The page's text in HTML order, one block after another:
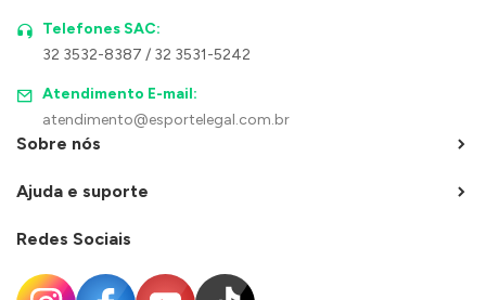
Telefones SAC:
32 3532-8387 / 32 3531-5242
Atendimento E-mail:
atendimento@esportelegal.com.br
Sobre nós
Ajuda e suporte
Redes Sociais